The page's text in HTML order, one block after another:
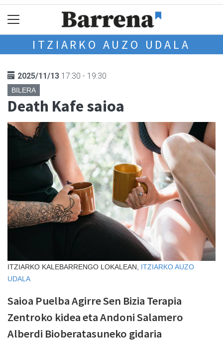
ITZIARKO AUZO UDALA
2025/11/13 17:30 - 19:30
BILERA
Death Kafe saioa
ITZIARKO KALEBARRENGO LOKALEAN, ITZIARKO AUZO
UDALA
Saioa Puelba Agirre Sen Bizia Terapia
Zentroko kidea eta Andoni Salamero
Alberdi Bioberatasuneko gidaria